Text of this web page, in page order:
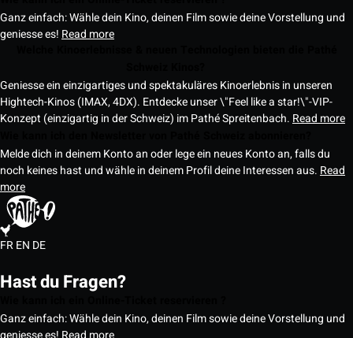
Ganz einfach: Wähle dein Kino, deinen Film sowie deine Vorstellung und
geniesse es! Read more
Geniesse ein einzigartiges und spektakuläres Kinoerlebnis in unseren
Hightech-Kinos (IMAX, 4DX). Entdecke unser \"Feel like a star!\"-VIP-
Konzept (einzigartig in der Schweiz) im Pathé Spreitenbach. Read more
Melde dich in deinem Konto an oder lege ein neues Konto an, falls du
noch keines hast und wähle in deinem Profil deine Interessen aus. Read
more
FREN DE
Hast du Fragen?
Ganz einfach: Wähle dein Kino, deinen Film sowie deine Vorstellung und